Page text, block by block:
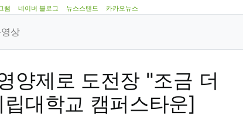
램 네이버 블로그 뉴스스탠드 카카오뉴스
상
양제로 도전장 "조금 더
대학교 캠퍼스타운]